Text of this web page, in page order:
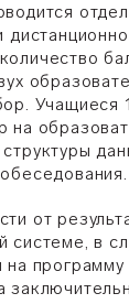
Учащиеся
на
от
системе, в
на